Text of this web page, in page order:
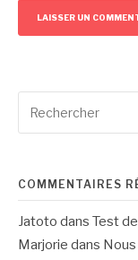
pour
COMMENTAIRES
Jatoto dans Test
Marjorie dans